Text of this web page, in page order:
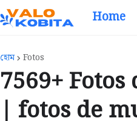
Home
হোম Fotos
7569+
| fotos de